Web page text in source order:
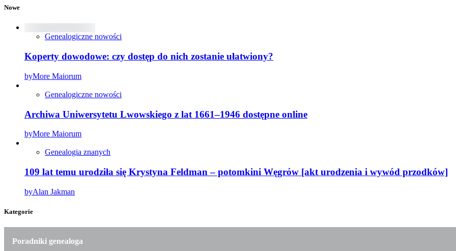
Nowe
Genealogiczne nowości
Koperty dowodowe: czy dostęp do nich zostanie ułatwiony?
byMore Maiorum
Genealogiczne nowości
Archiwa Uniwersytetu Lwowskiego z lat 1661–1946 dostępne online
byMore Maiorum
Genealogia znanych
109 lat temu urodziła się Krystyna Feldman – potomkini Węgrów [akt urodzenia i wywód przodków]
byAlan Jakman
Kategorie
Poradniki genealoga